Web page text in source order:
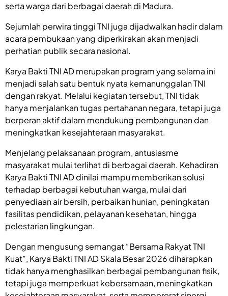
serta warga dari berbagai daerah di Madura.
Sejumlah perwira tinggi TNI juga dijadwalkan hadir dalam
acara pembukaan yang diperkirakan akan menjadi
perhatian publik secara nasional.
Karya Bakti TNI AD merupakan program yang selama ini
menjadi salah satu bentuk nyata kemanunggalan TNI
dengan rakyat. Melalui kegiatan tersebut, TNI tidak
hanya menjalankan tugas pertahanan negara, tetapi juga
berperan aktif dalam mendukung pembangunan dan
meningkatkan kesejahteraan masyarakat.
Menjelang pelaksanaan program, antusiasme
masyarakat mulai terlihat di berbagai daerah. Kehadiran
Karya Bakti TNI AD dinilai mampu memberikan solusi
terhadap berbagai kebutuhan warga, mulai dari
penyediaan air bersih, perbaikan hunian, peningkatan
fasilitas pendidikan, pelayanan kesehatan, hingga
pelestarian lingkungan.
Dengan mengusung semangat “Bersama Rakyat TNI
Kuat”, Karya Bakti TNI AD Skala Besar 2026 diharapkan
tidak hanya menghasilkan berbagai pembangunan fisik,
tetapi juga memperkuat kebersamaan, meningkatkan